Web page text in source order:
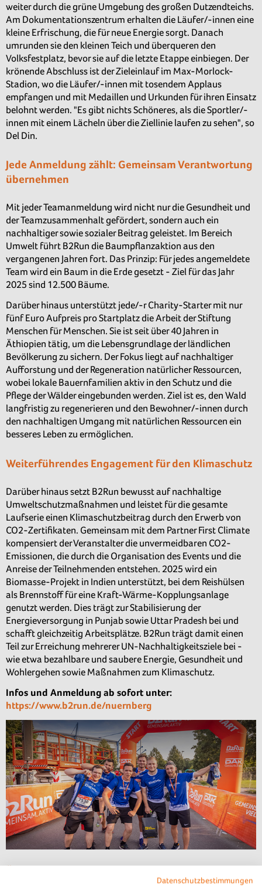
weiter durch die grüne Umgebung des großen Dutzendteichs.
Am Dokumentationszentrum erhalten die Läufer/-innen eine
kleine Erfrischung, die für neue Energie sorgt. Danach
umrunden sie den kleinen Teich und überqueren den
Volksfestplatz, bevor sie auf die letzte Etappe einbiegen. Der
krönende Abschluss ist der Zieleinlauf im Max-Morlock-
Stadion, wo die Läufer/-innen mit tosendem Applaus
empfangen und mit Medaillen und Urkunden für ihren Einsatz
belohnt werden. "Es gibt nichts Schöneres, als die Sportler/-
innen mit einem Lächeln über die Ziellinie laufen zu sehen", so
Del Din.
Jede Anmeldung zählt: Gemeinsam Verantwortung
übernehmen
Mit jeder Teamanmeldung wird nicht nur die Gesundheit und
der Teamzusammenhalt gefördert, sondern auch ein
nachhaltiger sowie sozialer Beitrag geleistet. Im Bereich
Umwelt führt B2Run die Baumpflanzaktion aus den
vergangenen Jahren fort. Das Prinzip: Für jedes angemeldete
Team wird ein Baum in die Erde gesetzt - Ziel für das Jahr
2025 sind 12.500 Bäume.
Darüber hinaus unterstützt jede/-r Charity-Starter mit nur
fünf Euro Aufpreis pro Startplatz die Arbeit der Stiftung
Menschen für Menschen. Sie ist seit über 40 Jahren in
Äthiopien tätig, um die Lebensgrundlage der ländlichen
Bevölkerung zu sichern. Der Fokus liegt auf nachhaltiger
Aufforstung und der Regeneration natürlicher Ressourcen,
wobei lokale Bauernfamilien aktiv in den Schutz und die
Pflege der Wälder eingebunden werden. Ziel ist es, den Wald
langfristig zu regenerieren und den Bewohner/-innen durch
den nachhaltigen Umgang mit natürlichen Ressourcen ein
besseres Leben zu ermöglichen.
Weiterführendes Engagement für den Klimaschutz
Darüber hinaus setzt B2Run bewusst auf nachhaltige
Umweltschutzmaßnahmen und leistet für die gesamte
Laufserie einen Klimaschutzbeitrag durch den Erwerb von
CO2-Zertifikaten. Gemeinsam mit dem Partner First Climate
kompensiert der Veranstalter die unvermeidbaren CO2-
Emissionen, die durch die Organisation des Events und die
Anreise der Teilnehmenden entstehen. 2025 wird ein
Biomasse-Projekt in Indien unterstützt, bei dem Reishülsen
als Brennstoff für eine Kraft-Wärme-Kopplungsanlage
genutzt werden. Dies trägt zur Stabilisierung der
Energieversorgung in Punjab sowie Uttar Pradesh bei und
schafft gleichzeitig Arbeitsplätze. B2Run trägt damit einen
Teil zur Erreichung mehrerer UN-Nachhaltigkeitsziele bei -
wie etwa bezahlbare und saubere Energie, Gesundheit und
Wohlergehen sowie Maßnahmen zum Klimaschutz.
Infos und Anmeldung ab sofort unter:
https://www.b2run.de/nuernberg
Datenschutzbestimmungen